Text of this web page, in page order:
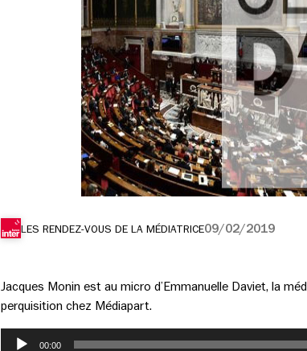
LES RENDEZ-VOUS DE LA MÉDIATRICE09/02/2019
Jacques Monin est au micro d’Emmanuelle Daviet, la
perquisition chez Médiapart.
Lecteur
00:00